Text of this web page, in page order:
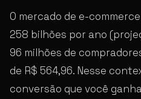
O mercado de e-
258 bilhões por ano
96 milhões de
de R$ 564,96. Nesse
conversão que você